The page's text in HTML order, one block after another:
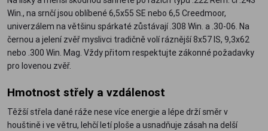
Win., na srnčí jsou oblíbené 6,5x55 SE nebo 6,5 Creedmoor,
univerzálem na většinu spárkaté zůstávají .308 Win. a .30-06. Na
černou a jelení zvěř myslivci tradičně volí ráznější 8x57 IS, 9,3x62
nebo .300 Win. Mag. Vždy přitom respektujte zákonné požadavky
pro lovenou zvěř.
Hmotnost střely a vzdálenost
Těžší střela dané ráže nese více energie a lépe drží směr v
houštině i ve větru, lehčí letí ploše a usnadňuje zásah na delší